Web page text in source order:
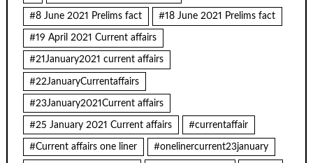
#8 June 2021 Prelims fact #18 June 2021 Prelims fact
#19 April 2021 Current affairs
#21January2021 current affairs
#22JanuaryCurrentaffairs
#23January2021Current affairs
#25 January 2021 Current affairs #currentaffair
#Current affairs one liner #onelinercurrent23january